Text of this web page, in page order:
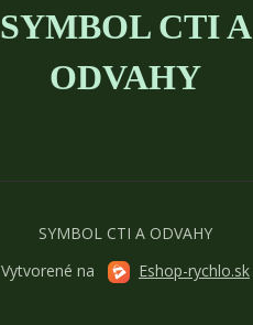
SYMBOL CTI A
ODVAHY
SYMBOL CTI A ODVAHY
Vytvorené na
Eshop-rychlo.sk